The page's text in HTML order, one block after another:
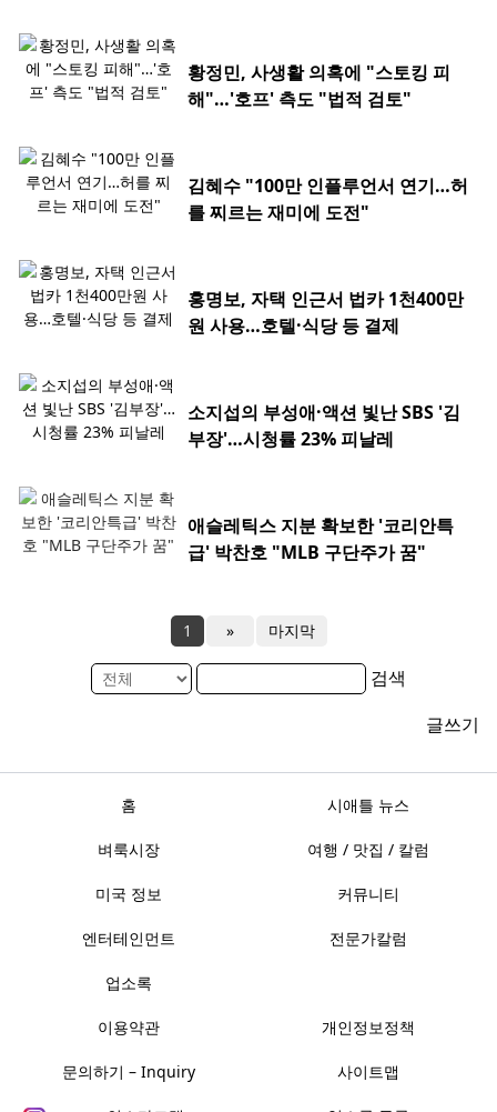
황정민, 사생활 의혹에 "스토킹 피
해"…'호프' 측도 "법적 검토"
김혜수 "100만 인플루언서 연기…허
를 찌르는 재미에 도전"
홍명보, 자택 인근서 법카 1천400만
원 사용…호텔·식당 등 결제
소지섭의 부성애·액션 빛난 SBS '김
부장'…시청률 23% 피날레
애슬레틱스 지분 확보한 '코리안특
급' 박찬호 "MLB 구단주가 꿈"
1 » 마지막
검색
글쓰기
홈 시애틀 뉴스
벼룩시장 여행 / 맛집 / 칼럼
미국 정보 커뮤니티
엔터테인먼트 전문가칼럼
업소록
이용약관 개인정보정책
문의하기 – Inquiry 사이트맵